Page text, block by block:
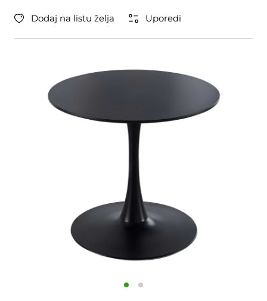
Dodaj na listu želja Uporedi